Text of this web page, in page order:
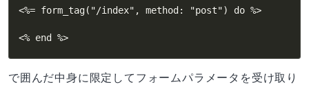
<%= form_tag("/index", method: "post") do %>
<% end %>
で囲んだ中身に限定してフォームパラメータを受け取り